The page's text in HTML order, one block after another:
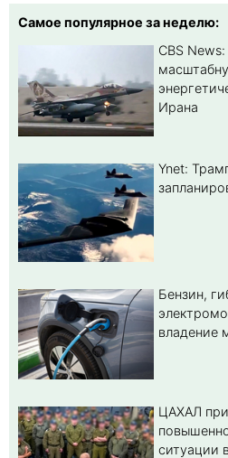
Самое популярное за неделю:
CBS
Ирана
Ynet:
Бензин,
владение
ЦАХАЛ
ситуации